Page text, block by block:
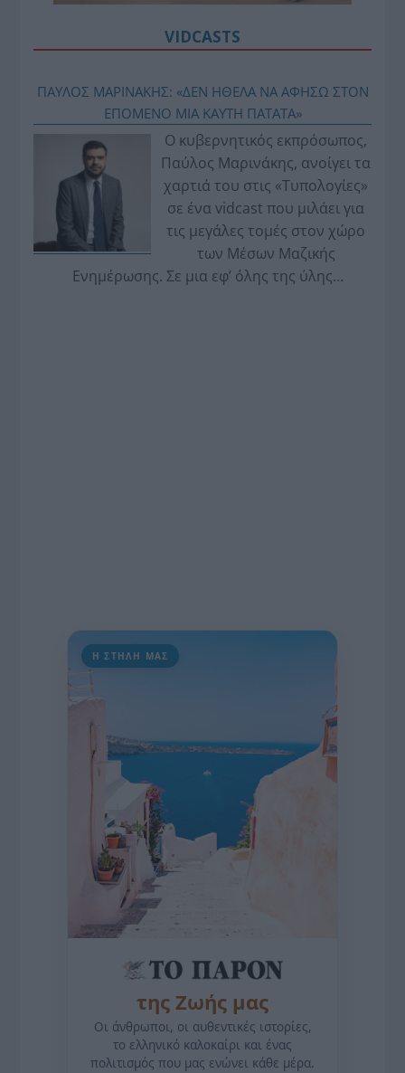
VIDCASTS
ΠΑΥΛΟΣ ΜΑΡΙΝΑΚΗΣ: «ΔΕΝ ΗΘΕΛΑ ΝΑ ΑΦΗΣΩ ΣΤΟΝ
ΕΠΟΜΕΝΟ ΜΙΑ ΚΑΥΤΗ ΠΑΤΑΤΑ»
Ο κυβερνητικός εκπρόσωπος,
Παύλος Μαρινάκης, ανοίγει τα
χαρτιά του στις «Τυπολογίες»
σε ένα vidcast που μιλάει για
τις μεγάλες τομές στον χώρο
των Μέσων Μαζικής
Ενημέρωσης. Σε μια εφ’ όλης της ύλης
Η ΣΤΗΛΗ ΜΑΣ
της Ζωής μας
Οι άνθρωποι, οι αυθεντικές ιστορίες,
το ελληνικό καλοκαίρι και ένας
πολιτισμός που μας ενώνει κάθε μέρα.